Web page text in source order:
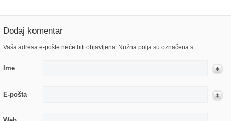
Dodaj komentar
Vaša adresa e-pošte neće biti objavljena. Nužna polja su označena s
Ime
E-pošta